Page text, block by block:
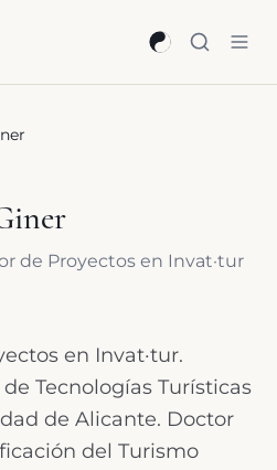
de Proyectos en Invat·tur
en Invat·tur.
Tecnologías Turísticas
de Alicante. Doctor
del Turismo